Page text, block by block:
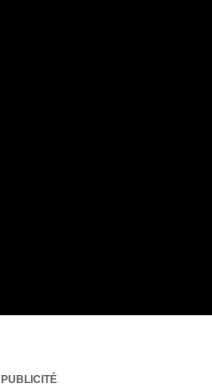
PUBLICITÉ